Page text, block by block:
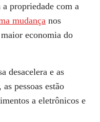
propriedade com a
mudança nos
economia do
desacelera e as
pessoas estão
a eletrônicos e